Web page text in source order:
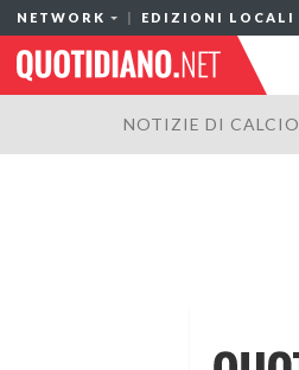
NETWORK EDIZIONI LOCALI
NOTIZIE DI CALCIO